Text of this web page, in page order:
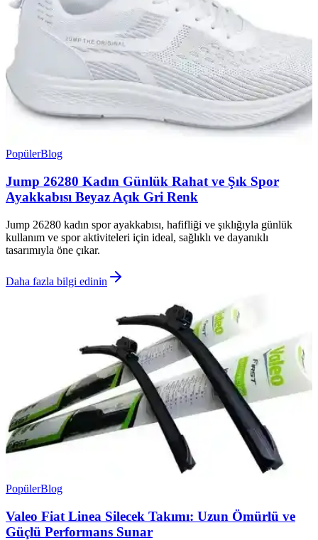
PopülerBlog
Jump 26280 Kadın Günlük Rahat ve Şık Spor
Ayakkabısı Beyaz Açık Gri Renk
Jump 26280 kadın spor ayakkabısı, hafifliği ve şıklığıyla günlük
kullanım ve spor aktiviteleri için ideal, sağlıklı ve dayanıklı
tasarımıyla öne çıkar.
Daha fazla bilgi edinin
PopülerBlog
Valeo Fiat Linea Silecek Takımı: Uzun Ömürlü ve
Güçlü Performans Sunar